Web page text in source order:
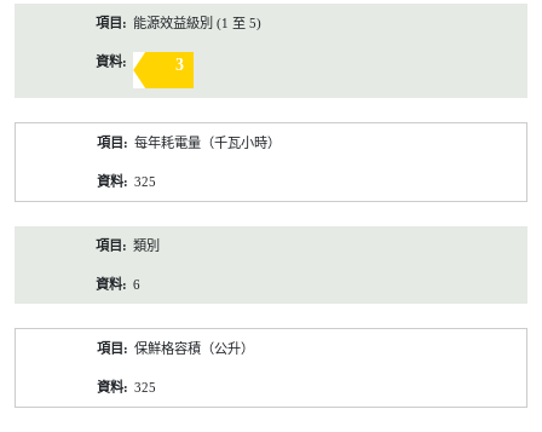
能源效益級別 (1 至 5)
3
每年耗電量（千瓦小時）
325
類別
6
保鮮格容積（公升）
325